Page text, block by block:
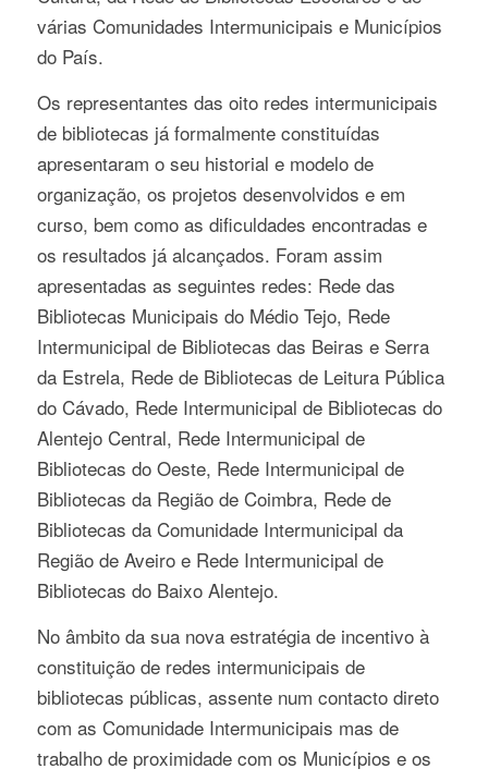
várias Comunidades Intermunicipais e Municípios
do País.
Os representantes das oito redes intermunicipais
de bibliotecas já formalmente constituídas
apresentaram o seu historial e modelo de
organização, os projetos desenvolvidos e em
curso, bem como as dificuldades encontradas e
os resultados já alcançados. Foram assim
apresentadas as seguintes redes: Rede das
Bibliotecas Municipais do Médio Tejo, Rede
Intermunicipal de Bibliotecas das Beiras e Serra
da Estrela, Rede de Bibliotecas de Leitura Pública
do Cávado, Rede Intermunicipal de Bibliotecas do
Alentejo Central, Rede Intermunicipal de
Bibliotecas do Oeste, Rede Intermunicipal de
Bibliotecas da Região de Coimbra, Rede de
Bibliotecas da Comunidade Intermunicipal da
Região de Aveiro e Rede Intermunicipal de
Bibliotecas do Baixo Alentejo.
No âmbito da sua nova estratégia de incentivo à
constituição de redes intermunicipais de
bibliotecas públicas, assente num contacto direto
com as Comunidade Intermunicipais mas de
trabalho de proximidade com os Municípios e os